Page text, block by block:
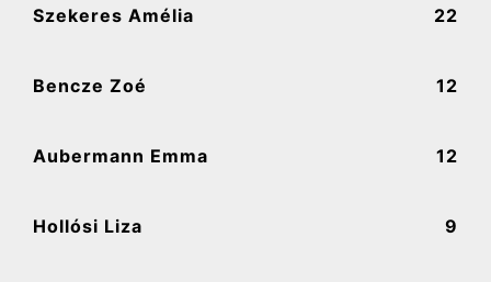
Szekeres Amélia 22
Bencze Zoé 12
Aubermann Emma 12
Hollósi Liza 9